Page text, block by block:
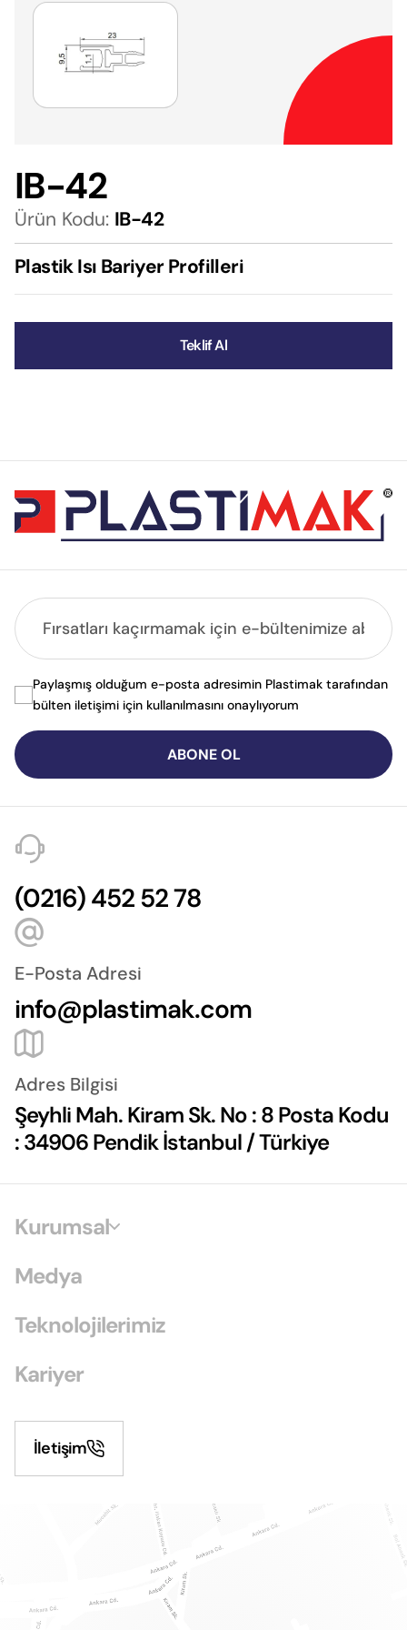
IB-42
Ürün Kodu: IB-42
Plastik Isı Bariyer Profilleri
Teklif Al
ABONE OL
Paylaşmış olduğum e-posta adresimin Plastimak tarafından
bülten iletişimi için kullanılmasını onaylıyorum
(0216) 452 52 78
E-Posta Adresi
info@plastimak.com
Adres Bilgisi
Şeyhli Mah. Kiram Sk. No : 8 Posta Kodu
: 34906 Pendik İstanbul / Türkiye
Kurumsal
Medya
Teknolojilerimiz
Kariyer
İletişim